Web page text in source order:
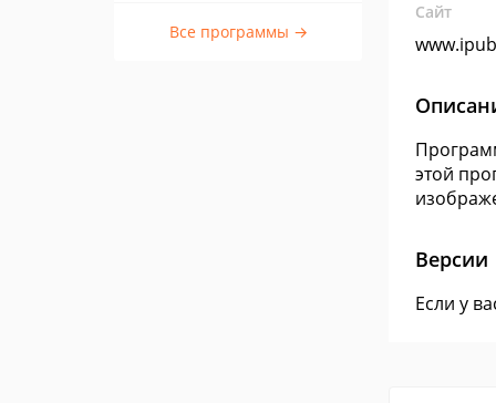
Все программы →
Сайт
этой
Версии
Если у